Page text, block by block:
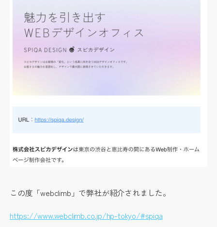
この度「webclimb」で弊社が紹介されました。
https://www.webclimb.co.jp/hp-tokyo/#spiqa